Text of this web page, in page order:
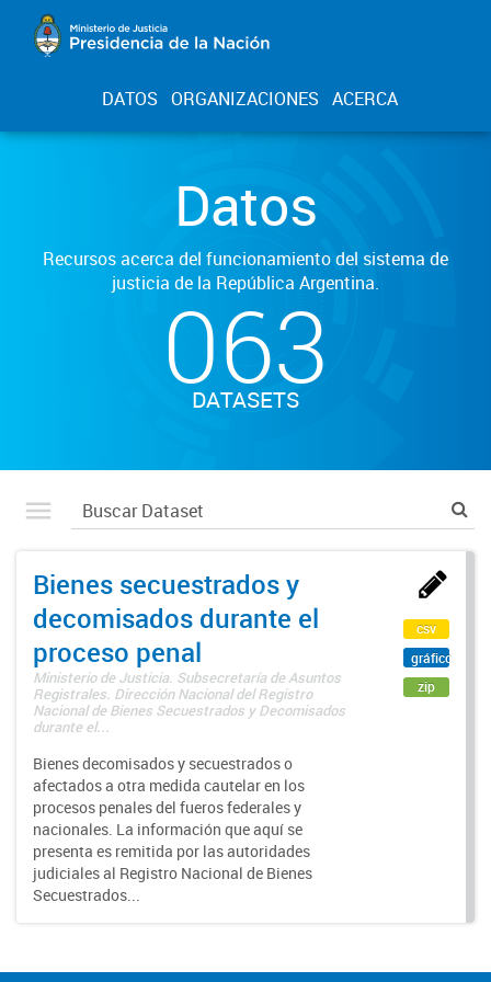
DATOS ORGANIZACIONES ACERCA
Datos
Recursos acerca del funcionamiento del sistema de
justicia de la República Argentina.
063
DATASETS
Bienes secuestrados y
decomisados durante el
proceso penal
Ministerio de Justicia. Subsecretaría de Asuntos
Registrales. Dirección Nacional del Registro
Nacional de Bienes Secuestrados y Decomisados
durante el...
Bienes decomisados y secuestrados o
afectados a otra medida cautelar en los
procesos penales del fueros federales y
nacionales. La información que aquí se
presenta es remitida por las autoridades
judiciales al Registro Nacional de Bienes
Secuestrados...
csv
gráfico
zip